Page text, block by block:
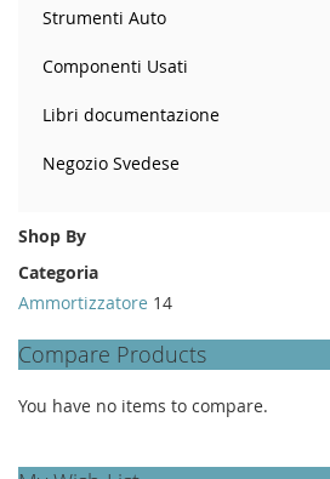
Strumenti Auto
Componenti Usati
Libri documentazione
Negozio Svedese
Shop By
Categoria
Ammortizzatore 14
Compare Products
You have no items to compare.